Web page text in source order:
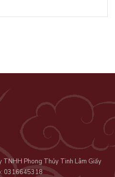
Phong Thủy Tinh Lâm Giấy
0316645318